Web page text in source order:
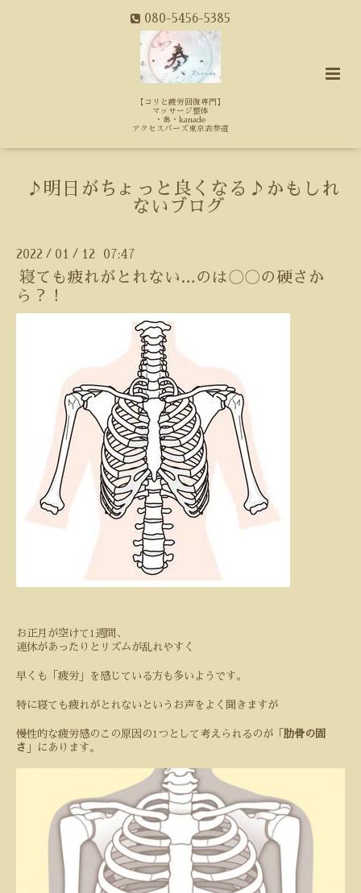
080-5456-5385
【コリと疲労回復専門】
マッサージ整体
・奏・kanade
アクセスバーズ東京表参道
♪明日がちょっと良くなる♪かもしれ
ないブログ
2022 / 01 / 12 07:47
寝ても疲れがとれない…のは〇〇の硬さか
ら？！
お正月が空けて 1週間、
連休があったりとリズムが乱れやすく
早くも「疲労」を感じている方も多いようです。
特に寝ても疲れがとれないというお声をよく聞きますが
慢性的な疲労感のこの原因の1つとして考えられるのが「 肋骨の固
さ
」にあります。